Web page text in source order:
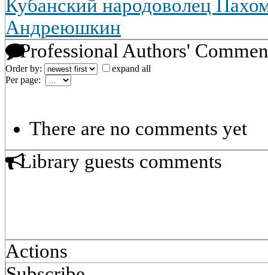
Кубанский народоволец
Андреюшкин
Professional Authors'
Order by:
expand all
Per page:
There are no comments yet
Library guests comments
Actions